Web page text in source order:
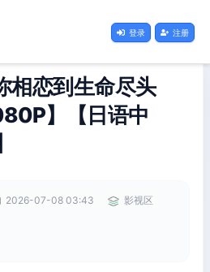
登录 注册
相恋到生命尽头
】【日语中
2026-07-08 03:43
影视区